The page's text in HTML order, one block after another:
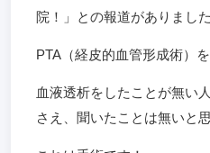
院！」との報道がありました
PTA（経皮的血管形成術）
血液透析をしたことが無い
さえ、聞いたことは無いと思